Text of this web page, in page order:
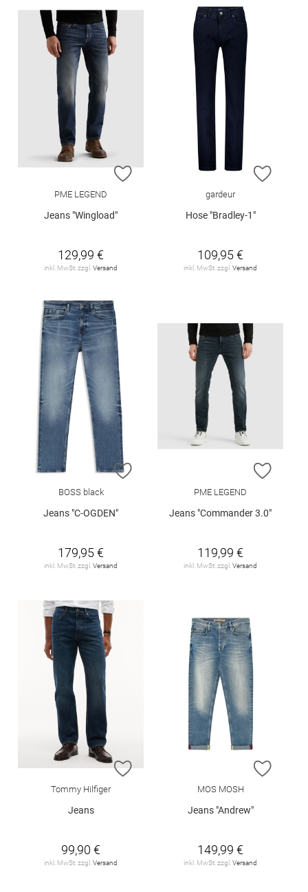
ZUR WUNSCHLISTE HINZUFÜGEN
PME LEGEND
Jeans "Wingload"
129,99 €
inkl. MwSt. zzgl. Versand
ZUR
gardeur
Hose "Bradley-1"
109,95 €
inkl. MwSt. zzgl. Versand
ZUR WUNSCHLISTE HINZUFÜGEN
BOSS black
Jeans "C-OGDEN"
179,95 €
inkl. MwSt. zzgl. Versand
ZUR
PME LEGEND
Jeans "Commander 3.0"
119,99 €
inkl. MwSt. zzgl. Versand
ZUR WUNSCHLISTE HINZUFÜGEN
Tommy Hilfiger
Jeans
99,90 €
inkl. MwSt. zzgl.Versand
ZUR
MOS MOSH
Jeans "Andrew"
149,99 €
inkl. MwSt. zzgl.Versand